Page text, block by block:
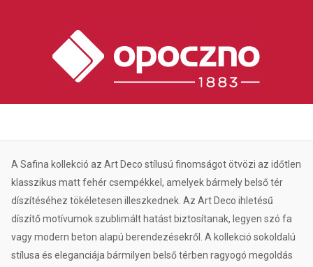
A Safina kollekció az Art Deco stílusú finomságot ötvözi az időtlen
klasszikus matt fehér csempékkel, amelyek bármely belső tér
díszítéséhez tökéletesen illeszkednek. Az Art Deco ihletésű
díszítő motívumok szublimált hatást biztosítanak, legyen szó fa
vagy modern beton alapú berendezésekről. A kollekció sokoldalú
stílusa és eleganciája bármilyen belső térben ragyogó megoldás